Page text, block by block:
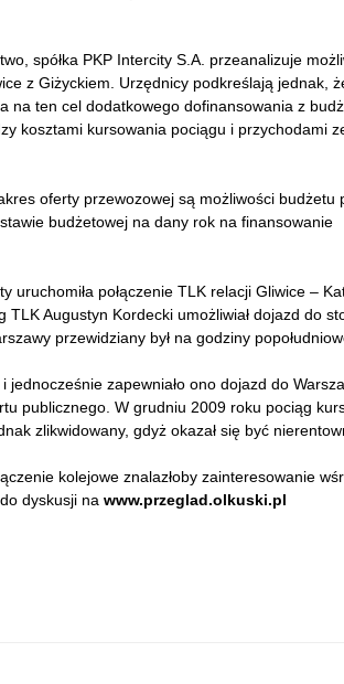
spółka PKP Intercity S.A. przeanalizuje
z Giżyckiem. Urzędnicy podkreślają jednak,
na ten cel dodatkowego dofinansowania z
kosztami kursowania pociągu i przychodami
oferty przewozowej są możliwości budżetu
budżetowej na dany rok na finansowanie
uruchomiła połączenie TLK relacji Gliwice –
TLK Augustyn Kordecki umożliwiał dojazd do
przewidziany był na godziny
jednocześnie zapewniało ono dojazd do
publicznego. W grudniu 2009 roku pociąg
zlikwidowany, gdyż okazał się być
kolejowe znalazłoby zainteresowanie
dyskusji na www.przeglad.olkuski.pl